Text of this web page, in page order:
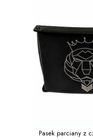
Pasek parciany z